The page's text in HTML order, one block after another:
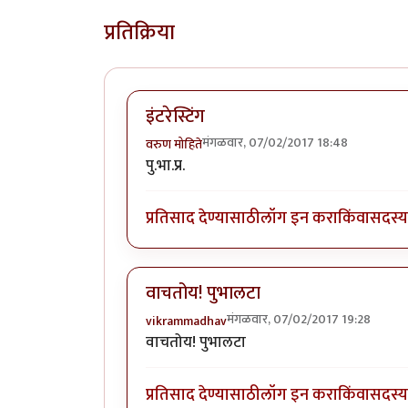
प्रतिक्रिया
इंटरेस्टिंग
वरुण मोहितेमंगळवार, 07/02/2017 18:48
पु.भा.प्र.
प्रतिसाद देण्यासाठीलॉग इन कराकिंवासदस्य
वाचतोय! पुभालटा
vikrammadhavमंगळवार, 07/02/2017 19:28
वाचतोय! पुभालटा
प्रतिसाद देण्यासाठीलॉग इन कराकिंवासदस्य